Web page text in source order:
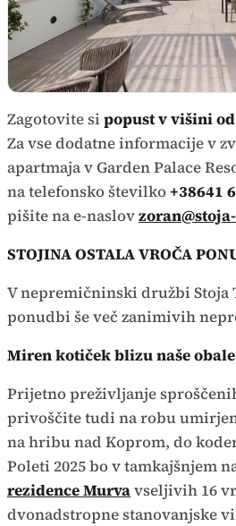
Zagotovite si popust v višini
Za vse dodatne informacije v
apartmaja v Garden Palace
na telefonsko številko+38641
pišite na e-naslov
STOJINA OSTALA VROČA
V nepremičninski družbi Stoja
ponudbi še več zanimivih
Miren kotiček blizu naše obale
Prijetno preživljanje
privoščite tudi na robu
na hribu nad Koprom, do
Poleti 2025 bo v tamkajšnjem
rezidence Murvavseljivih 16
dvonadstropne stanovanjske